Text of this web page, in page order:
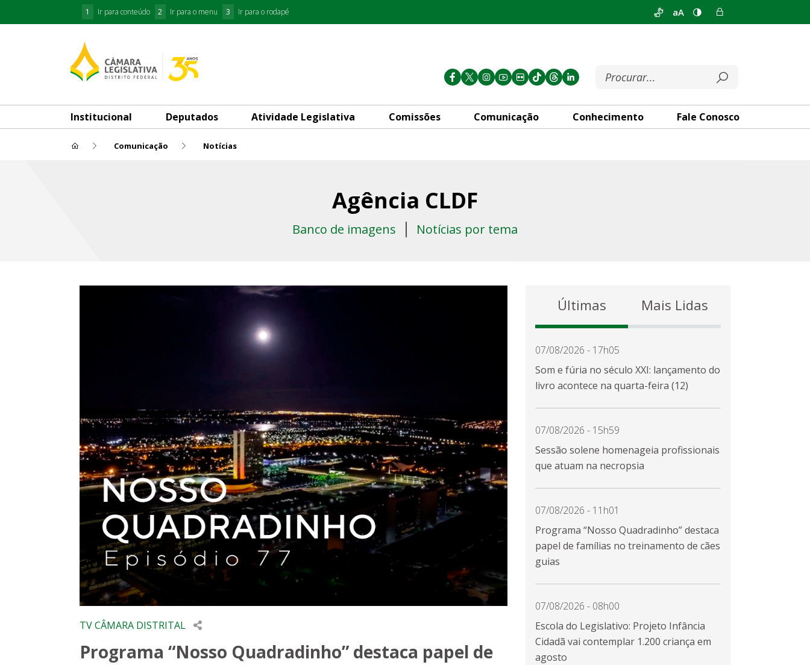
1 Ir para conteúdo 2 Ir para o menu 3 Ir para o rodapé aA
Institucional Deputados Atividade Legislativa Comissões Comunicação Conhecimento Fale Conosco
Comunicação Notícias
Agência CLDF
Banco de imagens Notícias por tema
TV CÂMARA DISTRITAL
Programa “Nosso Quadradinho” destaca papel de
Últimas Mais Lidas
07/08/2026 - 17h05
Som e fúria no século XXI: lançamento do
livro acontece na quarta-feira (12)
07/08/2026 - 15h59
Sessão solene homenageia profissionais
que atuam na necropsia
07/08/2026 - 11h01
Programa “Nosso Quadradinho” destaca
papel de famílias no treinamento de cães
guias
07/08/2026 - 08h00
Escola do Legislativo: Projeto Infância
Cidadã vai contemplar 1.200 criança em
agosto